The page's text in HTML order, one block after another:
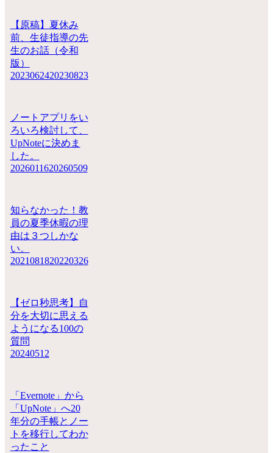
【原稿】夏休み
前、生徒指導の先
生のお話（令和
版）
2023062420230823
ノートアプリをい
ろいろ検討して、
UpNoteに決めま
した。
2026011620260509
知らなかった！教
員の夏季休暇の理
由は３つしかな
い。
2021081820220326
【ゼロ秒思考】自
分を大切に思える
ようになる100の
質問
20240512
「Evernote」から
「UpNote」へ20
年分の手帳とノー
トを移行してわか
ったこと